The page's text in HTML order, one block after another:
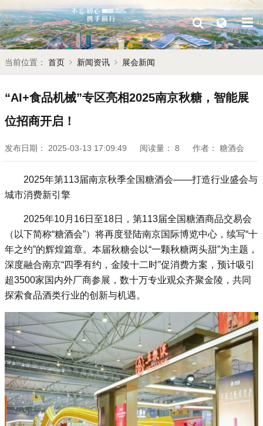
当前位置： 首页 新闻资讯 展会新闻
“AI+食品机械”专区亮相2025南京秋糖，智能展
位招商开启！
发布日期： 2025-03-13 17:09:49 阅读量： 8 作者： 糖酒会
2025年第113届南京秋季全国糖酒会——打造行业盛会与
城市消费新引擎
2025年10月16日至18日，第113届全国糖酒商品交易会
（以下简称“糖酒会”）将再度登陆南京国际博览中心，续写“十
年之约”的辉煌篇章。本届秋糖会以“一颗秋糖两头甜”为主题，
深度融合南京“四季有约，金陵十二时”促消费方案，预计吸引
超3500家国内外厂商参展，数十万专业观众齐聚金陵，共同
探索食品酒类行业的创新与机遇。